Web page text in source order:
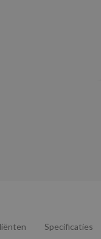
Specificaties